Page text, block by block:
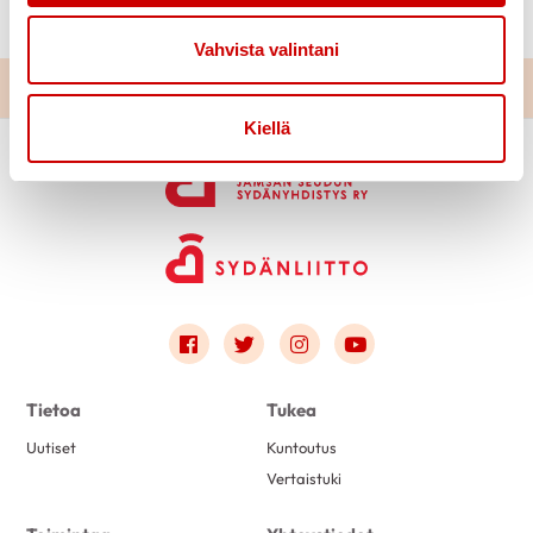
Vahvista valintani
Kiellä
Link to facebook
Link to twitter
Link to instagram
Link to youtube
Tietoa
Uutiset
Tukea
Kuntoutus
Vertaistuki